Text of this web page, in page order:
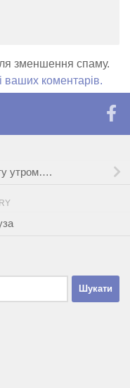
зменшення спаму.
ваших коментарів.
утром….